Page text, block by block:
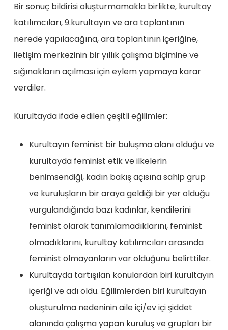
Bir sonuç bildirisi oluşturmamakla birlikte, kurultay
katılımcıları, 9.kurultayın ve ara toplantının
nerede yapılacağına, ara toplantının içeriğine,
iletişim merkezinin bir yıllık çalışma biçimine ve
sığınakların açılması için eylem yapmaya karar
verdiler.
Kurultayda ifade edilen çeşitli eğilimler:
Kurultayın feminist bir buluşma alanı olduğu ve
kurultayda feminist etik ve ilkelerin
benimsendiği, kadın bakış açısına sahip grup
ve kuruluşların bir araya geldiği bir yer olduğu
vurgulandığında bazı kadınlar, kendilerini
feminist olarak tanımlamadıklarını, feminist
olmadıklarını, kurultay katılımcıları arasında
feminist olmayanların var olduğunu belirttiler.
Kurultayda tartışılan konulardan biri kurultayın
içeriği ve adı oldu. Eğilimlerden biri kurultayın
oluşturulma nedeninin aile içi/ev içi şiddet
alanında çalışma yapan kuruluş ve grupları bir